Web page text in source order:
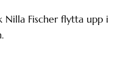
Fischer flytta upp i